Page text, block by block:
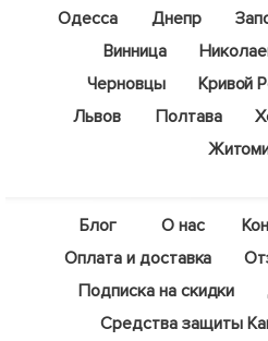
Одесса
Днепр
Винница
Черновцы
Кривой
Львов
Полтава
Блог О нас
Оплата и доставка
Подписка на скидки
Средства защиты